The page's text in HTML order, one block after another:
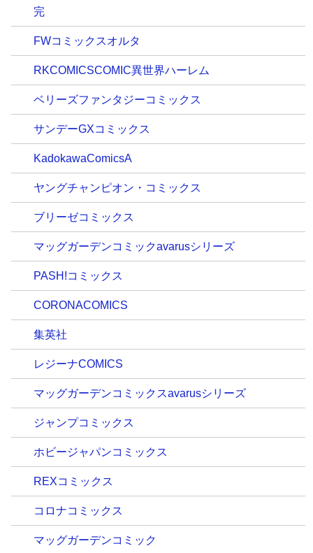
完
FWコミックスオルタ
RKCOMICSCOMIC異世界ハーレム
ベリーズファンタジーコミックス
サンデーGXコミックス
KadokawaComicsA
ヤングチャンピオン・コミックス
ブリーゼコミックス
マッグガーデンコミックavarusシリーズ
PASH!コミックス
CORONACOMICS
集英社
レジーナCOMICS
マッグガーデンコミックスavarusシリーズ
ジャンプコミックス
ホビージャパンコミックス
REXコミックス
コロナコミックス
マッグガーデンコミック